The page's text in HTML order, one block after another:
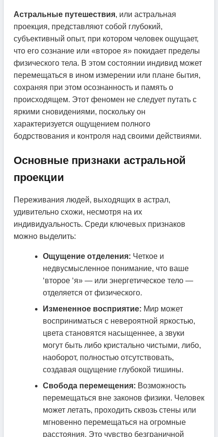
Астральные путешествия, или астральная
проекция, представляют собой глубокий,
субъективный опыт, при котором человек ощущает,
что его сознание или «второе я» покидает пределы
физического тела. В этом состоянии индивид может
перемещаться в ином измерении или плане бытия,
сохраняя при этом осознанность и память о
происходящем. Этот феномен не следует путать с
яркими сновидениями, поскольку он
характеризуется ощущением полного
бодрствования и контроля над своими действиями.
Основные признаки астральной
проекции
Переживания людей, выходящих в астрал,
удивительно схожи, несмотря на их
индивидуальность. Среди ключевых признаков
можно выделить:
Ощущение отделения: Четкое и
недвусмысленное понимание, что ваше
‘второе ‘я» — или энергетическое тело —
отделяется от физического.
Измененное восприятие: Мир может
восприниматься с невероятной яркостью,
цвета становятся насыщеннее, а звуки
могут быть либо кристально чистыми, либо,
наоборот, полностью отсутствовать,
создавая ощущение глубокой тишины.
Свобода перемещения: Возможность
перемещаться вне законов физики. Человек
может летать, проходить сквозь стены или
мгновенно перемещаться на огромные
расстояния. Это чувство безграничной